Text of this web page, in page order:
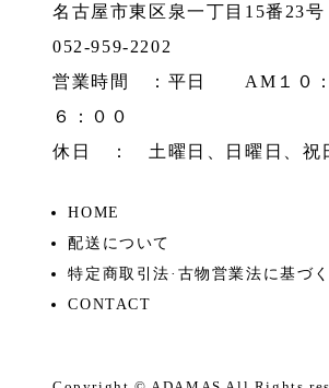
名古屋市東区泉一丁目15番23号
052-959-2202
営業時間 ：平日 AM１０：
６：００
休日 ： 土曜日、日曜日、祝
HOME
配送について
特定商取引法·古物営業法に基づ
CONTACT